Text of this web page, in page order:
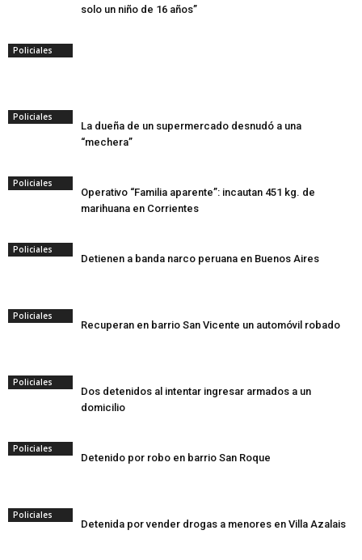
solo un niño de 16 años”
Policiales
Policiales
La dueña de un supermercado desnudó a una
“mechera”
Policiales
Operativo “Familia aparente”: incautan 451 kg. de
marihuana en Corrientes
Policiales
Detienen a banda narco peruana en Buenos Aires
Policiales
Recuperan en barrio San Vicente un automóvil robado
Policiales
Dos detenidos al intentar ingresar armados a un
domicilio
Policiales
Detenido por robo en barrio San Roque
Policiales
Detenida por vender drogas a menores en Villa Azalais